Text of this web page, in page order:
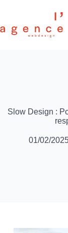
Slow Design :
01/02/